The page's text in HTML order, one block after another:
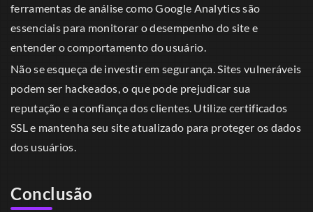
ferramentas de análise como Google Analytics são
essenciais para monitorar o desempenho do site e
entender o comportamento do usuário.
Não se esqueça de investir em segurança. Sites vulneráveis
podem ser hackeados, o que pode prejudicar sua
reputação e a confiança dos clientes. Utilize certificados
SSL e mantenha seu site atualizado para proteger os dados
dos usuários.
Conclusão